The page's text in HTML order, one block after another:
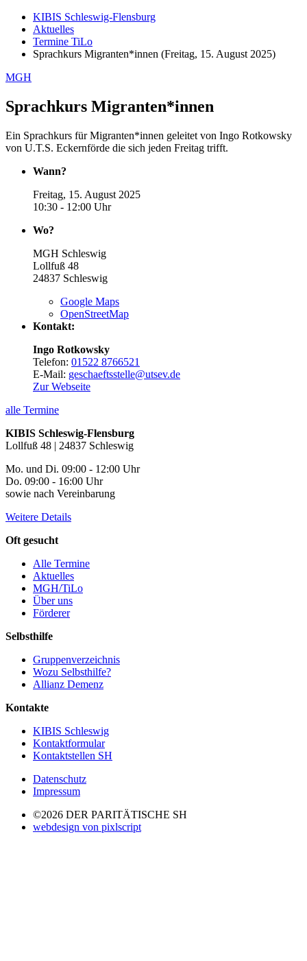
KIBIS Schleswig-Flensburg
Aktuelles
Termine TiLo
Sprachkurs Migranten*innen (Freitag, 15. August 2025)
MGH
Sprachkurs Migranten*innen
Ein Sprachkurs für Migranten*innen geleitet von Ingo Rotkowsky
von U.T.S. Eckernförde die sich jeden Freitag trifft.
Wann?
Freitag, 15. August 2025
10:30 - 12:00 Uhr
Wo?
MGH Schleswig
Lollfuß 48
24837 Schleswig
Google Maps
OpenStreetMap
Kontakt:
Ingo Rotkowsky
Telefon: 01522 8766521
E-Mail: geschaeftsstelle@utsev.de
Zur Webseite
alle Termine
KIBIS Schleswig-Flensburg
Lollfuß 48 | 24837 Schleswig
Mo. und Di. 09:00 - 12:00 Uhr
Do. 09:00 - 16:00 Uhr
sowie nach Vereinbarung
Weitere Details
Oft gesucht
Alle Termine
Aktuelles
MGH/TiLo
Über uns
Förderer
Selbsthilfe
Gruppenverzeichnis
Wozu Selbsthilfe?
Allianz Demenz
Kontakte
KIBIS Schleswig
Kontaktformular
Kontaktstellen SH
Datenschutz
Impressum
©2026 DER PARITÄTISCHE SH
webdesign von pixlscript